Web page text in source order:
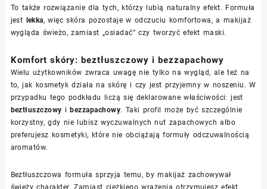
To także rozwiązanie dla tych, którzy lubią naturalny efekt. Formuła
jest lekka, więc skóra pozostaje w odczuciu komfortowa, a makijaż
wygląda świeżo, zamiast „osiadać” czy tworzyć efekt maski.
Komfort skóry: beztłuszczowy i bezzapachowy
Wielu użytkowników zwraca uwagę nie tylko na wygląd, ale też na
to, jak kosmetyk działa na skórę i czy jest przyjemny w noszeniu. W
przypadku tego podkładu liczą się deklarowane właściwości: jest
beztłuszczowy ibezzapachowy. Taki profil może być szczególnie
korzystny, gdy nie lubisz wyczuwalnych nut zapachowych albo
preferujesz kosmetyki, które nie obciążają formuły odczuwalnością
aromatów.
Beztłuszczowa formuła sprzyja temu, by makijaż zachowywał
świeży charakter. Zamiast ciężkiego wrażenia otrzymujesz efekt,